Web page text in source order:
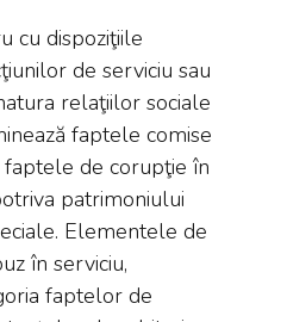
cu dispoziţiile
de serviciu sau
relaţiilor sociale
faptele comise
faptele de corupţie în
patrimoniului
Elementele de
în serviciu,
faptelor de